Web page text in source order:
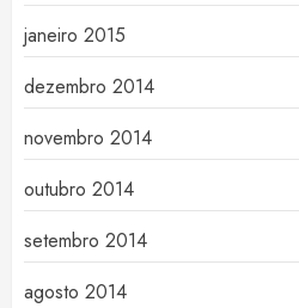
janeiro 2015
dezembro 2014
novembro 2014
outubro 2014
setembro 2014
agosto 2014